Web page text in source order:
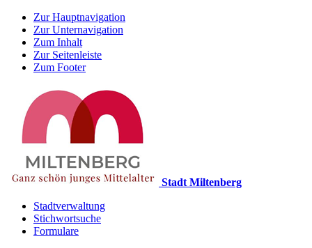
Zur Hauptnavigation
Zur Unternavigation
Zum Inhalt
Zur Seitenleiste
Zum Footer
Stadt Miltenberg
Stadtverwaltung
Stichwortsuche
Formulare